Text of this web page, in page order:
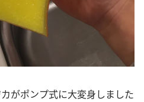
がポンプ式に大変身しました